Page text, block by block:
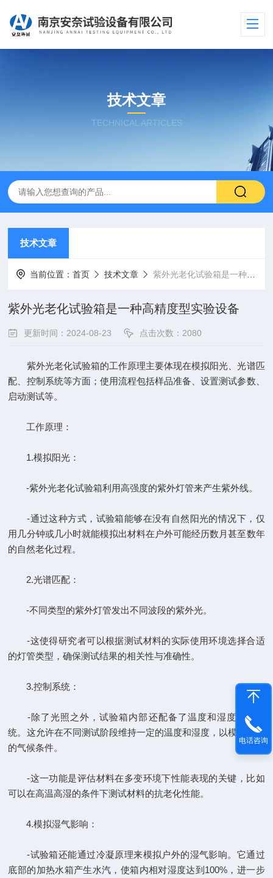
技术文章
TECHNICAL ARTICLES
技术文章
当前位置：首页 技术文章 紫外光老化试验箱是一种高精度型实验设备
紫外光老化试验箱是一种高精度型实验设备
更新时间：2024-08-23 点击次数：2080
紫外光老化试验箱的工作原理主要体现在模拟阳光、光谱匹
配、控制系统等方面；使用流程包括样品准备、设置测试参数、
启动测试等。
工作原理：
1.模拟阳光：
-紫外光老化试验箱利用高强度的紫外灯管来产生紫外线。
-通过这种方式，试验箱能够在没有自然阳光的情况下，仅
用几分钟或几小时就能模拟出材料在户外可能经历数月甚至数年
的自然老化过程。
2.光谱匹配：
-不同类型的紫外灯管发出不同波段的紫外光。
-这使得研究者可以根据测试材料的实际使用环境选择合适
的灯管类型，确保测试结果的相关性与准确性。
3.控制系统：
-除了光照之外，试验箱内部还配备了温度和湿度控制系
统。这允许在不同测试阶段维持一定的温度和湿度，以模拟不同
的气候条件。
-这一功能是评估材料在多变环境下性能表现的关键，比如
可以在高温高湿的条件下测试材料的抗老化性能。
4.模拟湿气影响：
-试验箱还能通过冷凝原理来模拟户外的湿气影响。它通过
底部的加热水箱产生水汽，使箱内相对湿度达到100%，进一步
电话咨询